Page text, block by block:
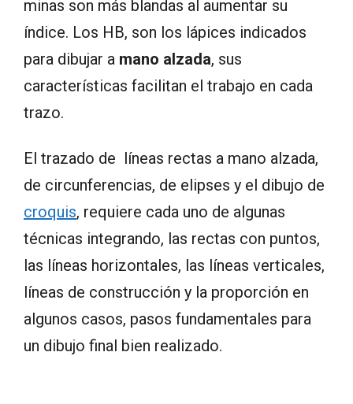
minas son más blandas al aumentar su
índice. Los HB, son los lápices indicados
para dibujar a mano alzada, sus
características facilitan el trabajo en cada
trazo.
El trazado de líneas rectas a mano alzada,
de circunferencias, de elipses y el dibujo de
croquis, requiere cada uno de algunas
técnicas integrando, las rectas con puntos,
las líneas horizontales, las líneas verticales,
líneas de construcción y la proporción en
algunos casos, pasos fundamentales para
un dibujo final bien realizado.